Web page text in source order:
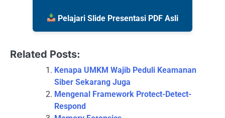
Pelajari Slide Presentasi PDF Asli
Related Posts:
Kenapa UMKM Wajib Peduli Keamanan
Siber Sekarang Juga
Mengenal Framework Protect-Detect-
Respond